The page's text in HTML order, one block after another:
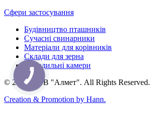
Сфери застосування
Будівництво пташників
Сучасні свинарники
Матеріали для корівників
Склади для зерна
Холодильні камери
© 2026, ТОВ "Алмет". All Rights Reserved.
Creation & Promotion by Hann.